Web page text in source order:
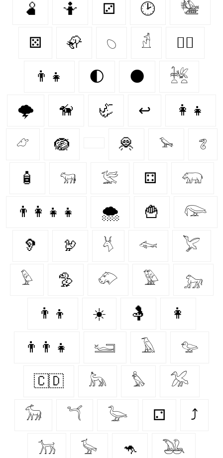
🫄 🤷 ⚂ 🕑 𓅋
⚄ 🦣 𓆇 𓁢 🐕‍🦺
👨‍👧 🌓 🌑 𓆥
🌩️ 🦮 🦏 ↩ 👩‍👧
𓃿 🪺 🦧 𓅩 𓆂
🧴 𓃔 𓅛 ⚃ 𓃯
👨‍👩‍👧‍👧 🌨️ 🍟 𓅼
🦻 🦃 𓄃 𓆜 𓅯
𓅱 🦤 𓄁 𓅳 𓃷
👨‍👦 ☀️ 🤱 👩‍
👨‍👨‍👧 𓆒 𓄿 𓅰
🇨🇩 𓃦 𓅊 𓅮
𓃘 𓆔 𓅬 ⚁ ⤴
𓃡 𓅚 🦘 𓅒